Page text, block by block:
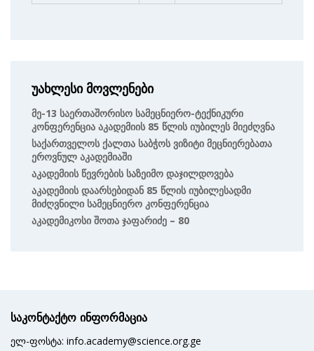
უახლესი მოვლენები
Მე-13 Საერთაშორისო Სამეცნიერო-Ტექნიკური
Კონფერენცია Აკადემიის 85 Წლის Იუბილეს Მიეძღვნა
Საქართველოს Ქალთა Საბჭოს Ვიზიტი Მეცნიერებათა
Ეროვნულ Აკადემიაში
Აკადემიის Წევრების Საზეიმო Დაჯილდოვება
Აკადემიის Დაარსებიდან 85 Წლის Იუბილესადმი
Მიძღვნილი Სამეცნიერო Კონფერენცია
Აკადემიკოსი Შოთა Ჯაფარიძე – 80
საკონტაქტო ინფორმაცია
ელ-ფოსტა: info.academy@science.org.ge